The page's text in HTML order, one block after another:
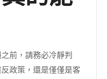
前，請務必冷靜判
政策，還是僅僅是客